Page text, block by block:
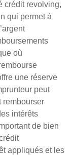
crédit revolving,
qui permet à
où
une réserve
peut
rembourser
intérêts
de bien
appliqués et les